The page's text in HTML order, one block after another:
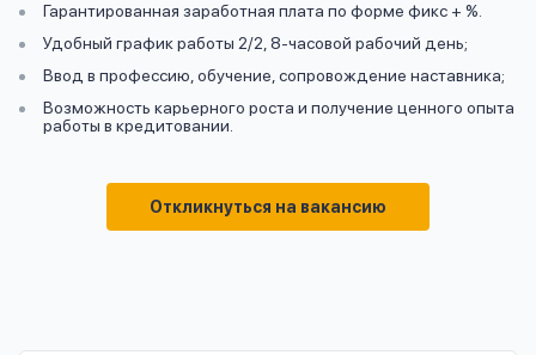
Гарантированная заработная плата по форме фикс + %.
Удобный график работы 2/2, 8-часовой рабочий день;
Ввод в профессию, обучение, сопровождение наставника;
Возможность карьерного роста и получение ценного опыта
работы в кредитовании.
Откликнуться на вакансию